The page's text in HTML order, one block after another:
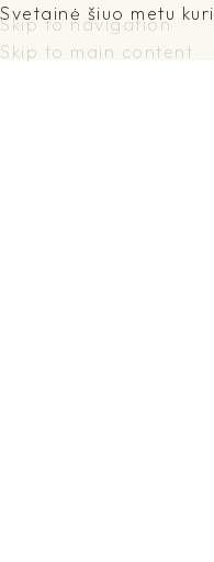
Skip to navigation
Skip to main content
Svetainė šiuo metu